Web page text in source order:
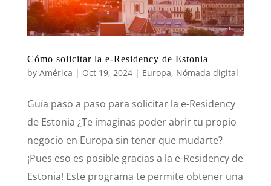
Cómo solicitar la e-Residency de Estonia
by América | Oct 19, 2024| Europa, Nómada digital
Guía paso a paso para solicitar la e-Residency
de Estonia ¿Te imaginas poder abrir tu propio
negocio en Europa sin tener que mudarte?
¡Pues eso es posible gracias a la e-Residency de
Estonia! Este programa te permite obtener una